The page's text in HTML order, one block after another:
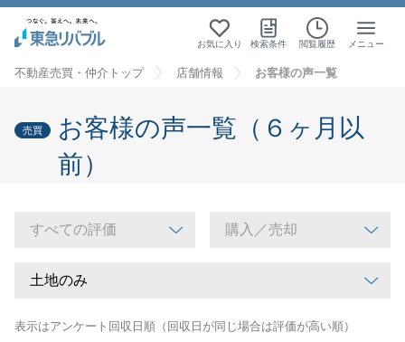
お気に入り 検索条件 閲覧履歴 メニュー
不動産売買・仲介トップ 店舗情報 お客様の声一覧
売買
お客様の声一覧（６ヶ月以
前）
表示はアンケート回収日順（回収日が同じ場合は評価が高い順）